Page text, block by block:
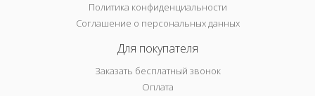
Политика конфиденциальности
Соглашение о персональных данных
Для покупателя
Заказать бесплатный звонок
Оплата